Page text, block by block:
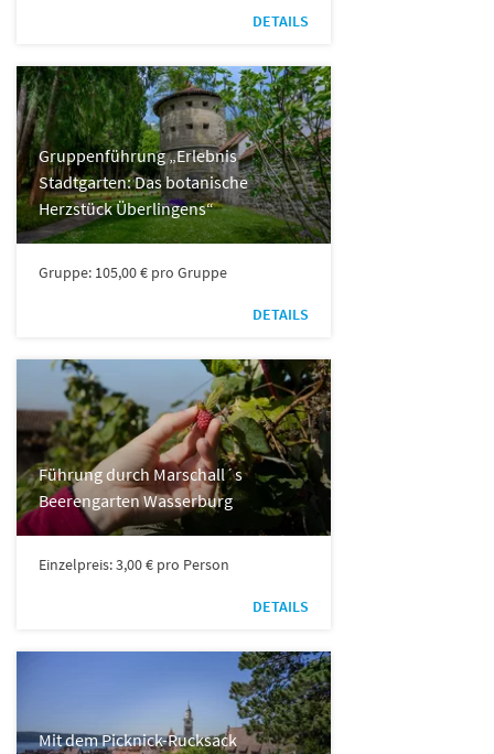
DETAILS
Gruppenführung „Erlebnis
Stadtgarten: Das botanische
Herzstück Überlingens“
Gruppe: 105,00 € pro Gruppe
DETAILS
Führung durch Marschall´s
Beerengarten Wasserburg
Einzelpreis: 3,00 € pro Person
DETAILS
Mit dem Picknick-Rucksack